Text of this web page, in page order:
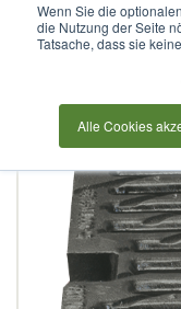
Wenn Sie die
die Nutzung der Seite
Tatsache, dass sie
Alle Cookies
Zum
Ende
Bildergalerie
springen